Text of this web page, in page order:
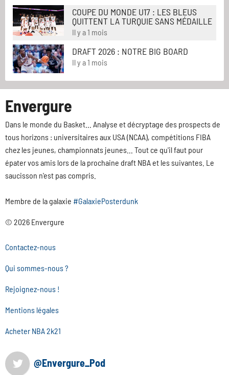
COUPE DU MONDE U17 : LES BLEUS
QUITTENT LA TURQUIE SANS MÉDAILLE
Il y a 1 mois
DRAFT 2026 : NOTRE BIG BOARD
Il y a 1 mois
Envergure
Dans le monde du Basket... Analyse et décryptage des prospects de
tous horizons : universitaires aux USA (NCAA), compétitions FIBA
chez les jeunes, championnats jeunes... Tout ce qu'il faut pour
épater vos amis lors de la prochaine draft NBA et les suivantes. Le
saucisson n'est pas compris.
Membre de la galaxie #GalaxiePosterdunk
© 2026 Envergure
Contactez-nous
Qui sommes-nous ?
Rejoignez-nous !
Mentions légales
Acheter NBA 2k21
@Envergure_Pod